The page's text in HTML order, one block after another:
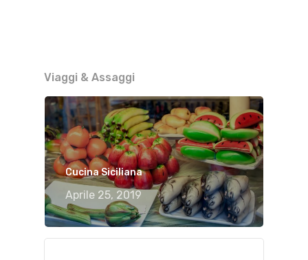
Viaggi & Assaggi
Cucina Siciliana
Aprile 25, 2019